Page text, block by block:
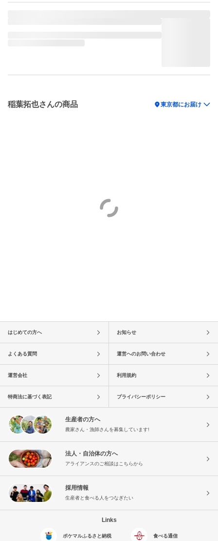
稲葉拓也さんの商品 location_on東京都にお届け
はじめての方へ お知らせ
よくある質問 運営へのお問い合わせ
運営会社 利用規約
特商法に基づく表記 プライバシーポリシー
生産者の方へ
農家さん・漁師さんを募集しています!
法人・自治体の方へ
アライアンスのご相談はこちらから
採用情報
生産者と食べる人をつなぎたい
Links
ポケマルふるさと納税 食べる通信